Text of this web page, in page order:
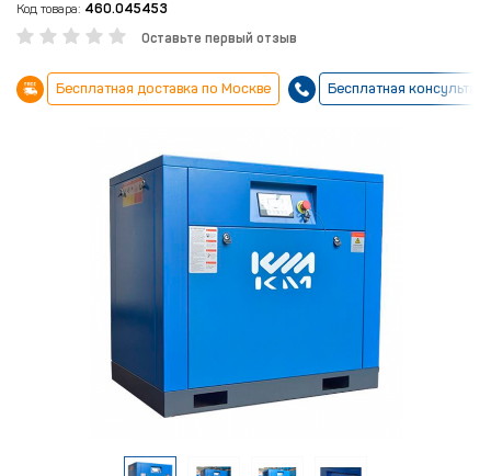
Код товара: 460.045453
Оставьте первый отзыв
Бесплатная доставка по Москве Бесплатная